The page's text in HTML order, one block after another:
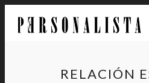
RELACIÓN